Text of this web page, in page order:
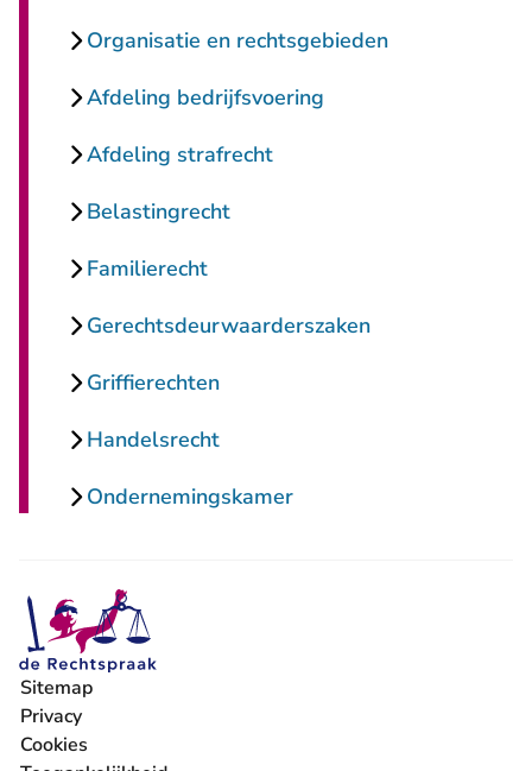
Organisatie en rechtsgebieden
Afdeling bedrijfsvoering
Afdeling strafrecht
Belastingrecht
Familierecht
Gerechtsdeurwaarderszaken
Griffierechten
Handelsrecht
Ondernemingskamer
Sitemap
Privacy
Cookies